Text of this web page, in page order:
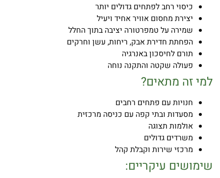
כיסוי רחב לפתחים גדולים יותר
יצירת מחסום אוויר אחיד ויעיל
שמירה על טמפרטורה יציבה בתוך החלל
הפחתת חדירת אבק, ריחות, עשן וחרקים
תורם לחיסכון באנרגיה
פעולה שקטה והתקנה נוחה
למי זה מתאים?
חנויות עם פתחים רחבים
מסעדות ובתי קפה עם כניסה מרכזית
אולמות תצוגה
משרדים גדולים
מרכזי שירות וקבלת קהל
שימושים עיקריים: